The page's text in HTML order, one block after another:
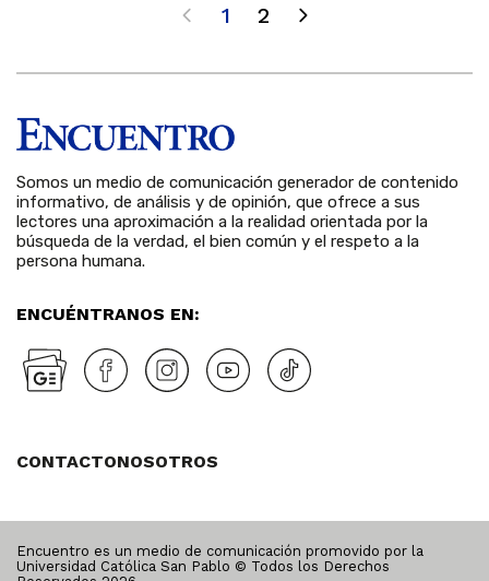
1 2
Somos un medio de comunicación generador de contenido
informativo, de análisis y de opinión, que ofrece a sus
lectores una aproximación a la realidad orientada por la
búsqueda de la verdad, el bien común y el respeto a la
persona humana.
ENCUÉNTRANOS EN:
CONTACTONOSOTROS
Encuentro es un medio de comunicación promovido por la
Universidad Católica San Pablo © Todos los Derechos